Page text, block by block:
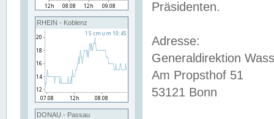
RHEIN - Koblenz
DONAU - Passau
Präsidenten.
Adresse:
Generaldirektion
Am Propsthof 51
53121 Bonn